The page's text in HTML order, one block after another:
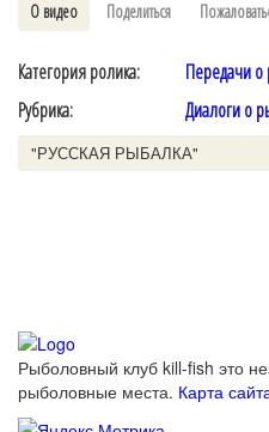
О видео Поделиться
Категория ролика:
Передачи о
Рубрика:
Диалоги о
"РУССКАЯ РЫБАЛКА"
Рыболовный клуб kill-fish это
рыболовные места. Карта